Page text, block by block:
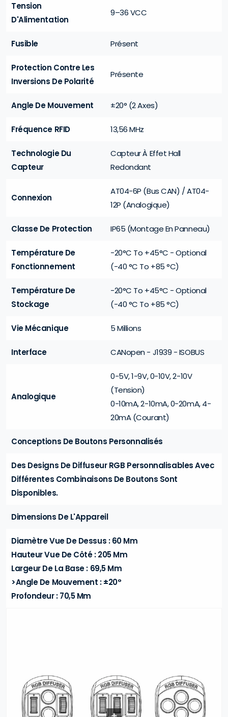
Tension
D'Alimentation
9–36 VCC
Fusible Présent
Protection Contre Les
Inversions De Polarité
Présente
Angle De Mouvement ±20° (2 Axes)
Fréquence RFID 13,56 MHz
Technologie Du
Capteur
Capteur À Effet Hall
Redondant
Connexion
AT04-6P (Bus CAN) / AT04-
12P (Analogique)
Classe De Protection IP65 (Montage En Panneau)
Température De
Fonctionnement
-20°C To +45°C - Optional
(-40 °C To +85 °C)
Température De
Stockage
-20°C To +45°C - Optional
(-40 °C To +85 °C)
Vie Mécanique 5 Millions
Interface CANopen - J1939 - ISOBUS
Analogique
0-5V, 1-9V, 0-10V, 2-10V
(Tension)
0-10mA, 2-10mA, 0-20mA, 4-
20mA (Courant)
Conceptions De Boutons Personnalisés
Des Designs De Diffuseur RGB Personnalisables Avec
Différentes Combinaisons De Boutons Sont
Disponibles.
Dimensions De L'Appareil
Diamètre Vue De Dessus : 60 Mm
Hauteur Vue De Côté : 205 Mm
Largeur De La Base : 69,5 Mm
>Angle De Mouvement : ±20°
Profondeur : 70,5 Mm